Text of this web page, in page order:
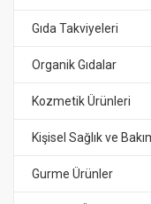
Gıda Takviyeleri
Organik Gıdalar
Kozmetik Ürünleri
Kişisel Sağlık ve
Gurme Ürünler